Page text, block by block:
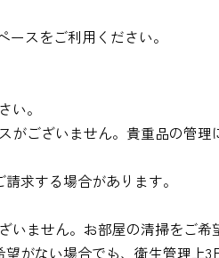
スをご利用ください。
い。
がございません。貴重品の管理
求する場合があります。
いません。お部屋の清掃をご希
がない場合でも、衛生管理上3